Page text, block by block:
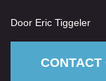
Door Eric Tiggeler
CONTACT